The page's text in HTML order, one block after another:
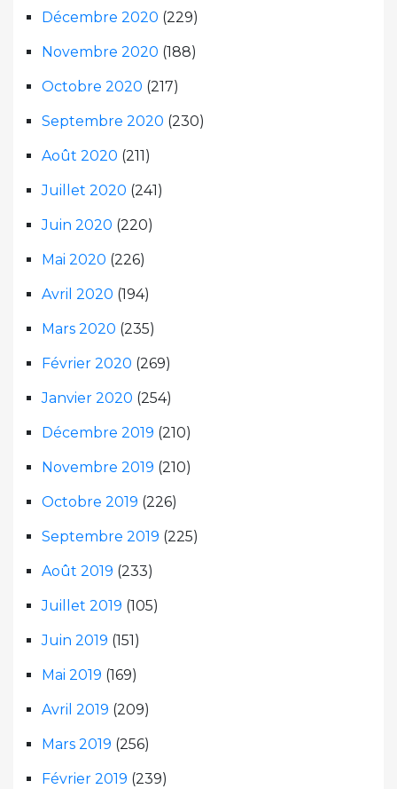
Décembre 2020 (229)
Novembre 2020 (188)
Octobre 2020 (217)
Septembre 2020 (230)
Août 2020 (211)
Juillet 2020 (241)
Juin 2020 (220)
Mai 2020 (226)
Avril 2020 (194)
Mars 2020 (235)
Février 2020 (269)
Janvier 2020 (254)
Décembre 2019 (210)
Novembre 2019 (210)
Octobre 2019 (226)
Septembre 2019 (225)
Août 2019 (233)
Juillet 2019 (105)
Juin 2019 (151)
Mai 2019 (169)
Avril 2019 (209)
Mars 2019 (256)
Février 2019 (239)